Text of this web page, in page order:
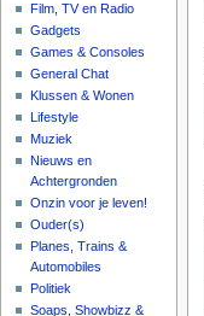
Film, TV en Radio
Gadgets
Games & Consoles
General Chat
Klussen & Wonen
Lifestyle
Muziek
Nieuws en
Achtergronden
Onzin voor je leven!
Ouder(s)
Planes, Trains &
Automobiles
Politiek
Soaps, Showbizz &